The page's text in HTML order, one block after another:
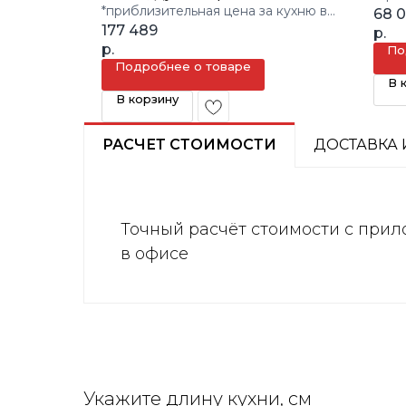
*приблизительная цена за кухню в
3 кв.м.
177 489
р.
Подробнее о товаре
В корзину
3
68
р.
В
РАСЧЕТ СТОИМОСТИ ДОСТАВКА
Точный расчёт стоимости с
в офисе
Укажите длину кухни, см